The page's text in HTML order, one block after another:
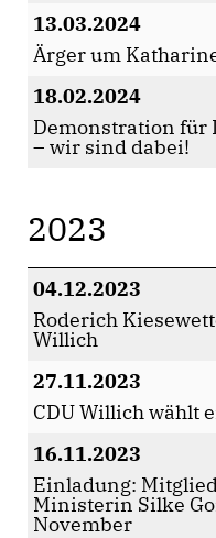
13.03.2024
Ärger um
18.02.2024
Demonstration für
– wir sind dabei!
2023
04.12.2023
Roderich
Willich
27.11.2023
CDU Willich wählt
16.11.2023
Einladung:
Ministerin Silke
November